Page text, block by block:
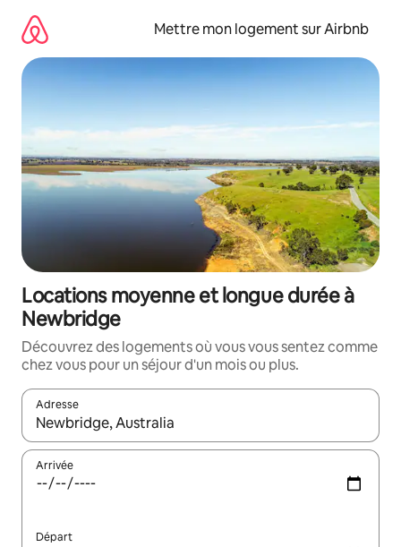
directement
contenu
Mettre mon logement sur Airbnb
Locations moyenne et longue durée à
Newbridge
Découvrez des logements où vous vous sentez comme
chez vous pour un séjour d'un mois ou plus.
Adresse
Lorsque les résultats s'affichent, utilisez les flèches vers le
Arrivée
Départ